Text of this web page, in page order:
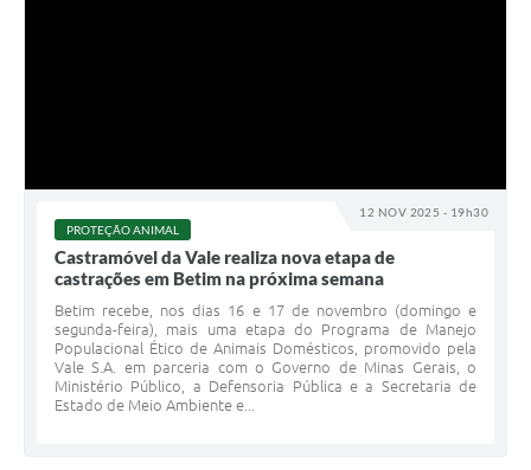
12 NOV 2025 - 19h30
PROTEÇÃO ANIMAL
Castramóvel da Vale realiza nova etapa de
castrações em Betim na próxima semana
Betim recebe, nos dias 16 e 17 de novembro (domingo e
segunda-feira), mais uma etapa do Programa de Manejo
Populacional Ético de Animais Domésticos, promovido pela
Vale S.A. em parceria com o Governo de Minas Gerais, o
Ministério Público, a Defensoria Pública e a Secretaria de
Estado de Meio Ambiente e...